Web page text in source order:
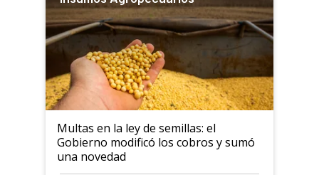
Multas en la ley de semillas: el
Gobierno modificó los cobros y sumó
una novedad